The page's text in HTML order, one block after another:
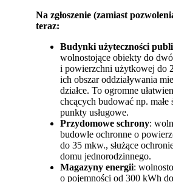
Na zgłoszenie (zamiast
teraz:
Budynki użyteczności
wolnostojące obiekty do
i powierzchni użytkowej do
ich obszar oddziaływania
działce. To ogromne
chcących budować np.
punkty usługowe.
Przydomowe schrony:
budowle ochronne o
do 35 mkw., służące
domu jednorodzinnego.
Magazyny energii:
o pojemności od 300 kWh